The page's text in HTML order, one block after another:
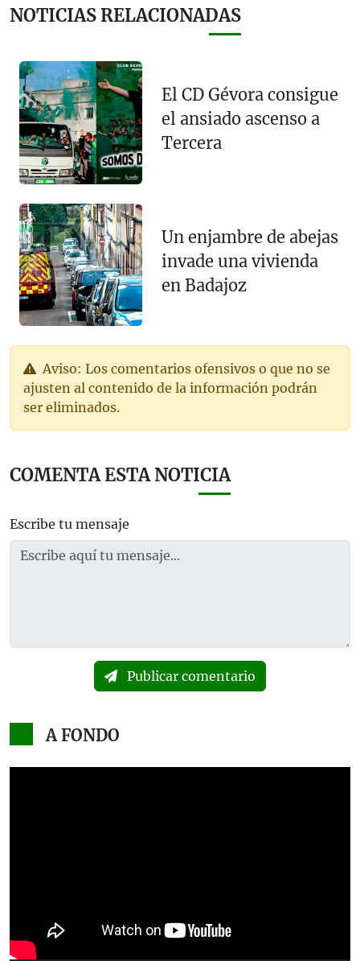
NOTICIAS RELACIONADAS
El CD Gévora consigue
el ansiado ascenso a
Tercera
Un enjambre de abejas
invade una vivienda
en Badajoz
Aviso: Los comentarios ofensivos o que no se
ajusten al contenido de la información podrán
ser eliminados.
COMENTA ESTA NOTICIA
Escribe tu mensaje
Publicar comentario
A FONDO